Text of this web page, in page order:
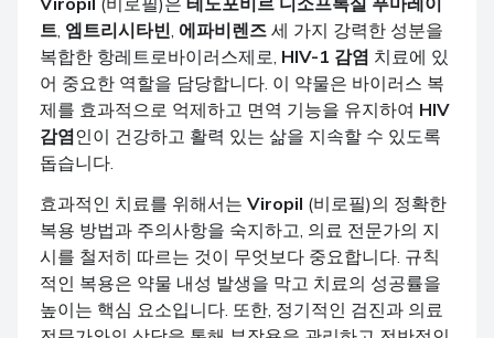
트, 엠트리시타빈, 에파비렌즈 세 가지 강력한 성분을
복합한 항레트로바이러스제로, HIV-1 감염 치료에 있
어 중요한 역할을 담당합니다. 이 약물은 바이러스 복
제를 효과적으로 억제하고 면역 기능을 유지하여 HIV
감염인이 건강하고 활력 있는 삶을 지속할 수 있도록
돕습니다.
효과적인 치료를 위해서는 Viropil (비로필)의 정확한
복용 방법과 주의사항을 숙지하고, 의료 전문가의 지
시를 철저히 따르는 것이 무엇보다 중요합니다. 규칙
적인 복용은 약물 내성 발생을 막고 치료의 성공률을
높이는 핵심 요소입니다. 또한, 정기적인 검진과 의료